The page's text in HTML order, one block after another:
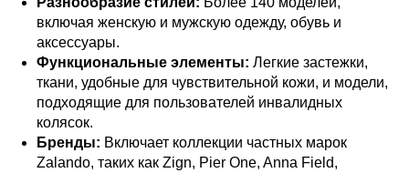
включая женскую и мужскую одежду, обувь и
аксессуары.
Функциональные элементы: Легкие застежки,
ткани, удобные для чувствительной кожи, и модели,
подходящие для пользователей инвалидных
колясок.
Бренды: Включает коллекции частных марок
Zalando, таких как Zign, Pier One, Anna Field,